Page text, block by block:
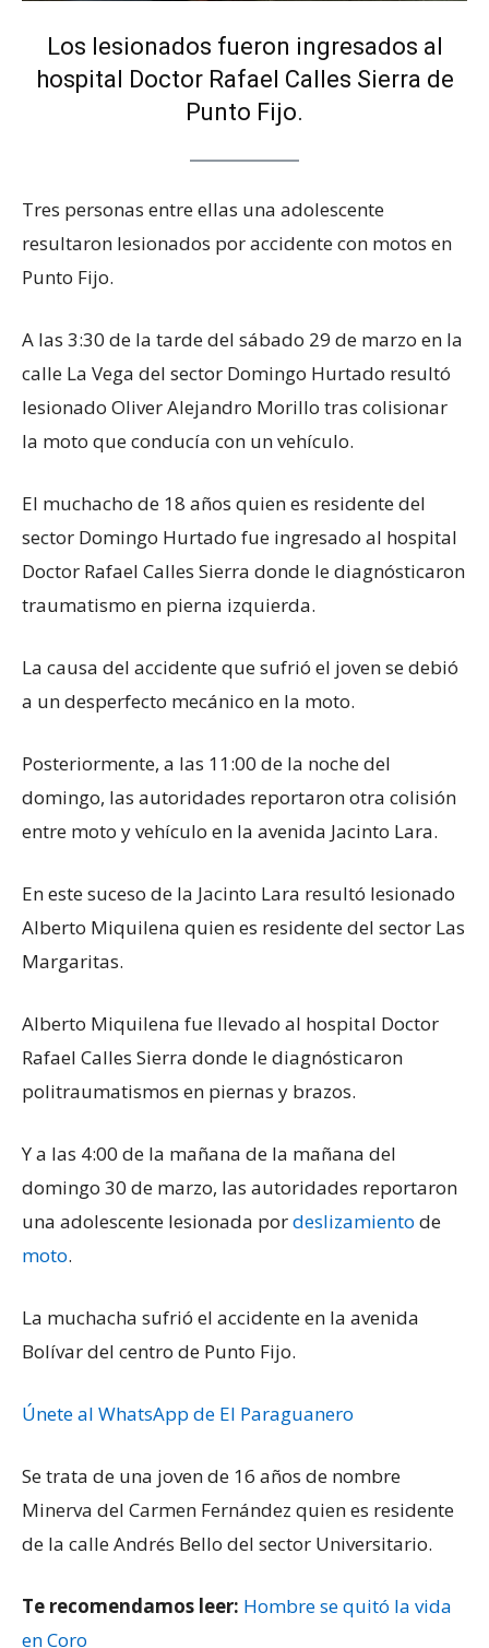
Los lesionados fueron ingresados al
hospital Doctor Rafael Calles Sierra de
Punto Fijo.
Tres personas entre ellas una adolescente
resultaron lesionados por accidente con motos en
Punto Fijo.
A las 3:30 de la tarde del sábado 29 de marzo en la
calle La Vega del sector Domingo Hurtado resultó
lesionado Oliver Alejandro Morillo tras colisionar
la moto que conducía con un vehículo.
El muchacho de 18 años quien es residente del
sector Domingo Hurtado fue ingresado al hospital
Doctor Rafael Calles Sierra donde le diagnósticaron
traumatismo en pierna izquierda.
La causa del accidente que sufrió el joven se debió
a un desperfecto mecánico en la moto.
Posteriormente, a las 11:00 de la noche del
domingo, las autoridades reportaron otra colisión
entre moto y vehículo en la avenida Jacinto Lara.
En este suceso de la Jacinto Lara resultó lesionado
Alberto Miquilena quien es residente del sector Las
Margaritas.
Alberto Miquilena fue llevado al hospital Doctor
Rafael Calles Sierra donde le diagnósticaron
politraumatismos en piernas y brazos.
Y a las 4:00 de la mañana de la mañana del
domingo 30 de marzo, las autoridades reportaron
una adolescente lesionada pordeslizamiento de
moto.
La muchacha sufrió el accidente en la avenida
Bolívar del centro de Punto Fijo.
Únete al WhatsApp de El Paraguanero
Se trata de una joven de 16 años de nombre
Minerva del Carmen Fernández quien es residente
de la calle Andrés Bello del sector Universitario.
Te recomendamos leer: Hombre se quitó la vida
en Coro